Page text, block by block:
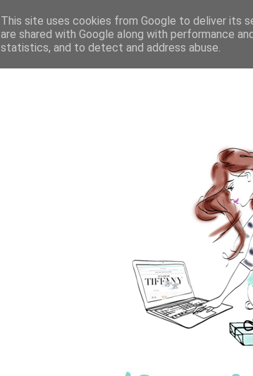
This site uses cookies from Google to deliver its
are shared with Google along with performance
statistics, and to detect and address abuse.